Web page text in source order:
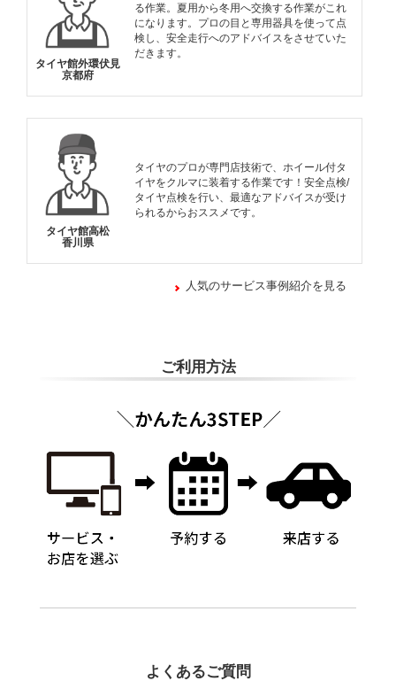
タイヤ館外環伏見
京都府
る作業。夏用から冬用へ交換する作業がこれ
になります。プロの目と専用器具を使って点
検し、安全走行へのアドバイスをさせていた
だきます。
タイヤ館高松
香川県
タイヤのプロが専門店技術で、ホイール付タ
イヤをクルマに装着する作業です！安全点検/
タイヤ点検を行い、最適なアドバイスが受け
られるからおススメです。
人気のサービス事例紹介を見る
ご利用方法
よくあるご質問